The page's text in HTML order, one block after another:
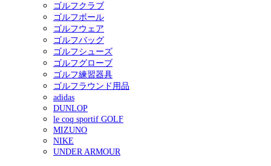
ゴルフクラブ
ゴルフボール
ゴルフウェア
ゴルフバッグ
ゴルフシューズ
ゴルフグローブ
ゴルフ練習器具
ゴルフラウンド用品
adidas
DUNLOP
le coq sportif GOLF
MIZUNO
NIKE
UNDER ARMOUR